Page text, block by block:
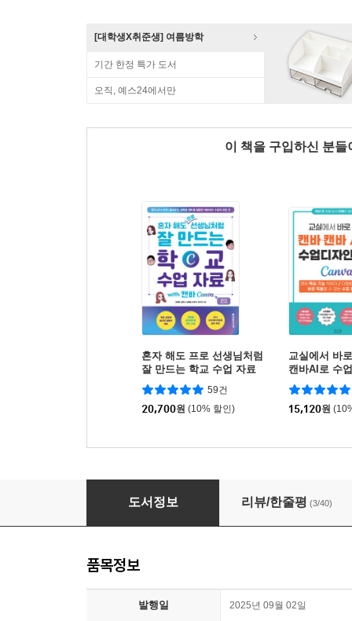
[대학생X취준생] 여름방학
기간 한정 특가 도서
오직, 예스24에서만
이 책을 구입하신 분
혼자 해도 프로 선생님처럼
잘 만드는 학교 수업 자료
with 캔바 Canva
59건
20,700원 (10% 할인)
교실에서 바
캔바AI로 수
15,120원
바로 배워서 바로 써먹는 바이브 코딩
도서정보 리뷰/한줄평 (3/40)
품목정보
발행일 2025년 09월 02일